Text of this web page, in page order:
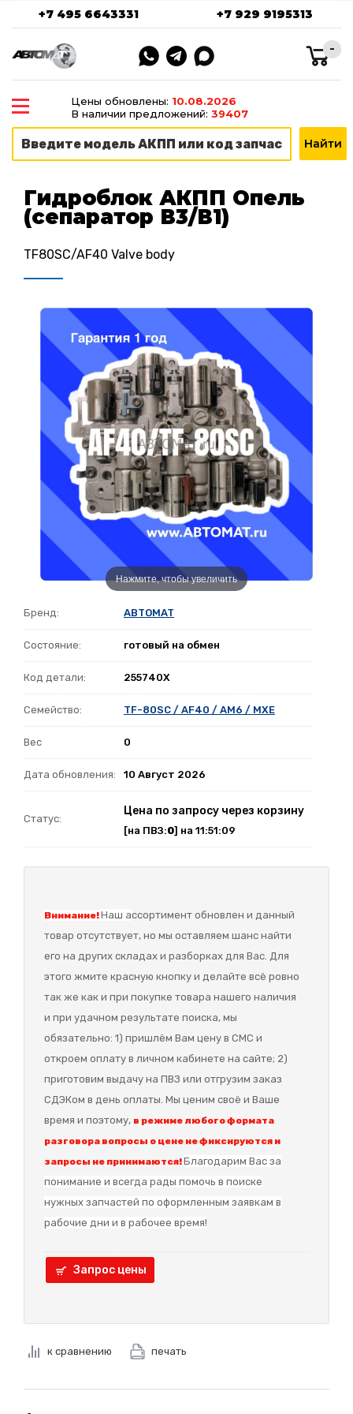
+7 495 6643331 +7 929 9195313
-
Цены обновлены: 10.08.2026
В наличии предложений: 39407
Гидроблок АКПП Опель
(сепаратор В3/В1)
TF80SC/AF40 Valve body
Нажмите, чтобы увеличить
Бренд: ABTOMAT
Состояние: готовый на обмен
Код детали: 255740X
Семейство: TF-80SC / AF40 / AM6 / MXE
Вес 0
Дата обновления: 10 Август 2026
Статус:
Цена по запросу через корзину
[на ПВЗ:0] на 11:51:09
Внимание!Наш ассортимент обновлен и данный
товар отсутствует, но мы оставляем шанс найти
его на других складах и разборках для Вас. Для
этого жмите красную кнопку и делайте всё ровно
так же как и при покупке товара нашего наличия
и при удачном результате поиска, мы
обязательно: 1) пришлём Вам цену в СМС и
откроем оплату в личном кабинете на сайте; 2)
приготовим выдачу на ПВЗ или отгрузим заказ
СДЭКом в день оплаты. Мы ценим своё и Ваше
время и поэтому, в режиме любого формата
разговора вопросы о цене не фиксируются и
запросы не принимаются!Благодарим Вас за
понимание и всегда рады помочь в поиске
нужных запчастей по оформленным заявкам в
рабочие дни и в рабочее время!
Запрос цены
к сравнению печать